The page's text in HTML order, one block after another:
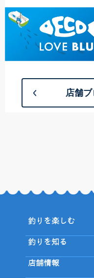
店舗
釣りを楽しむ
釣りを知る
店舗情報